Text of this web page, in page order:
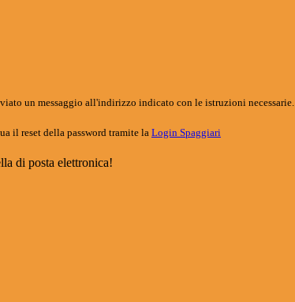
un messaggio all'indirizzo indicato con le istruzioni necessarie.
il reset della password tramite la Login Spaggiari
di posta elettronica!